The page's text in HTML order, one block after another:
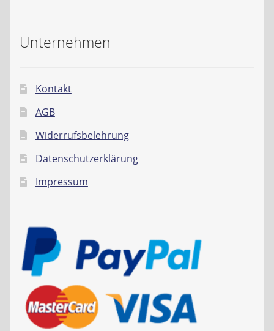
Unternehmen
Kontakt
AGB
Widerrufsbelehrung
Datenschutzerklärung
Impressum